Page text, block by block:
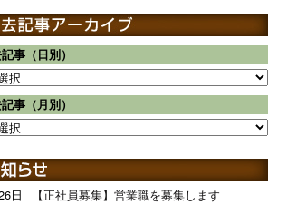
事（日別）
事（月別）
日 【正社員募集】営業職を募集します